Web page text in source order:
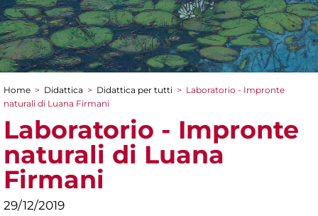
Tu sei qui
Home > Didattica > Didattica per tutti > Laboratorio - Impronte
naturali di Luana Firmani
Laboratorio - Impronte
naturali di Luana
Firmani
29/12/2019